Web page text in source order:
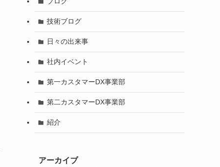
技術ブログ
日々の出来事
社内イベント
第一カスタマーDX事業部
第二カスタマーDX事業部
紹介
アーカイブ